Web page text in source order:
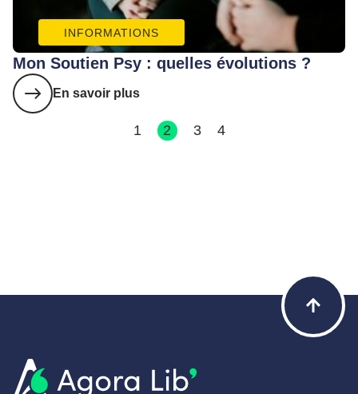
INFORMATIONS
Mon Soutien Psy : quelles évolutions ?
En savoir plus
1 2 3 4